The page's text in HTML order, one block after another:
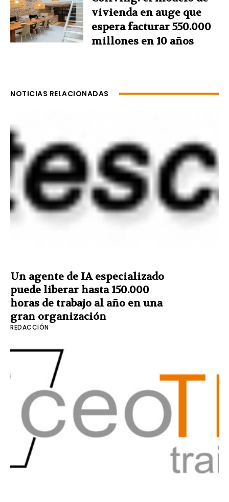
vivienda en auge que
espera facturar 550.000
millones en 10 años
NOTICIAS RELACIONADAS
Un agente de IA especializado
puede liberar hasta 150.000
horas de trabajo al año en una
gran organización
REDACCIÓN